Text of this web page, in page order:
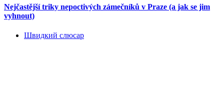
Nejčastější triky nepoctivých zámečníků v Praze (a jak se jim
vyhnout)
Швидкий слюсар